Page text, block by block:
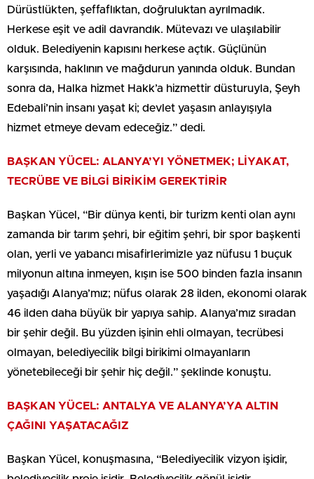
Dürüstlükten, şeffaflıktan, doğruluktan ayrılmadık.
Herkese eşit ve adil davrandık. Mütevazı ve ulaşılabilir
olduk. Belediyenin kapısını herkese açtık. Güçlünün
karşısında, haklının ve mağdurun yanında olduk. Bundan
sonra da, Halka hizmet Hakk’a hizmettir düsturuyla, Şeyh
Edebali’nin insanı yaşat ki; devlet yaşasın anlayışıyla
hizmet etmeye devam edeceğiz.” dedi.
BAŞKAN YÜCEL: ALANYA’YI YÖNETMEK; LİYAKAT,
TECRÜBE VE BİLGİ BİRİKİM GEREKTİRİR
Başkan Yücel, “Bir dünya kenti, bir turizm kenti olan aynı
zamanda bir tarım şehri, bir eğitim şehri, bir spor başkenti
olan, yerli ve yabancı misafirlerimizle yaz nüfusu 1 buçuk
milyonun altına inmeyen, kışın ise 500 binden fazla insanın
yaşadığı Alanya’mız; nüfus olarak 28 ilden, ekonomi olarak
46 ilden daha büyük bir yapıya sahip. Alanya’mız sıradan
bir şehir değil. Bu yüzden işinin ehli olmayan, tecrübesi
olmayan, belediyecilik bilgi birikimi olmayanların
yönetebileceği bir şehir hiç değil.” şeklinde konuştu.
BAŞKAN YÜCEL: ANTALYA VE ALANYA’YA ALTIN
ÇAĞINI YAŞATACAĞIZ
Başkan Yücel, konuşmasına, “Belediyecilik vizyon işidir,